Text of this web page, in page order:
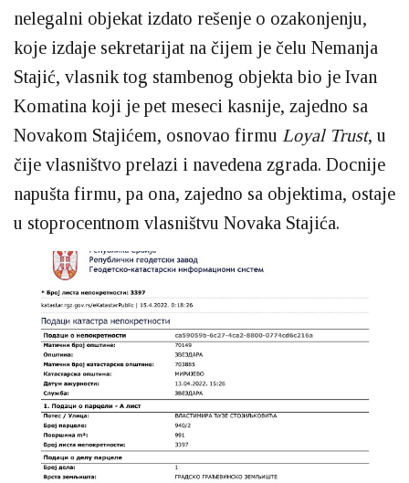
nelegalni objekat izdato rešenje o ozakonjenju,
koje izdaje sekretarijat na čijem je čelu Nemanja
Stajić, vlasnik tog stambenog objekta bio je Ivan
Komatina koji je pet meseci kasnije, zajedno sa
Novakom Stajićem, osnovao firmu Loyal Trust, u
čije vlasništvo prelazi i navedena zgrada. Docnije
napušta firmu, pa ona, zajedno sa objektima, ostaje
u stoprocentnom vlasništvu Novaka Stajića.